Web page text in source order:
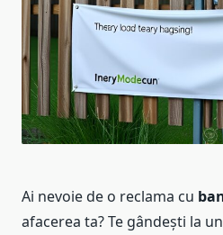
Ai nevoie de o reclama cu
afacerea ta? Te gândești la un